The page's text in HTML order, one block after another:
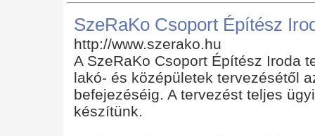
SzeRaKo Csoport Építész
http://www.szerako.hu
A SzeRaKo Csoport Építész Iroda
lakó- és középületek tervezésétől
befejezéséig. A tervezést teljes
készítünk.